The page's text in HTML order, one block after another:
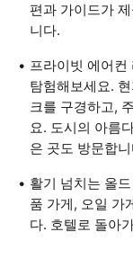
편과 가이드가
니다.
프라이빗 에어컨
탐험해보세요.
크를 구경하고,
요. 도시의 아름
은 곳도 방문합
활기 넘치는 올
품 가게, 오일 가
다. 호텔로 돌아